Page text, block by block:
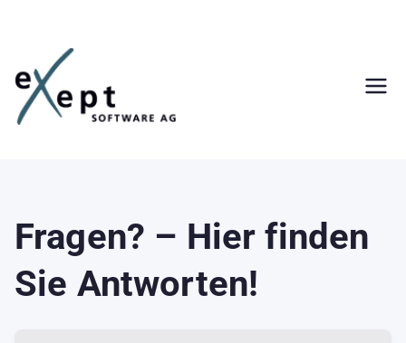
springen
Fragen? – Hier finden
Sie Antworten!